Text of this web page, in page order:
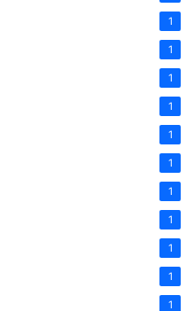
1
1
1
1
1
1
1
1
1
1
1